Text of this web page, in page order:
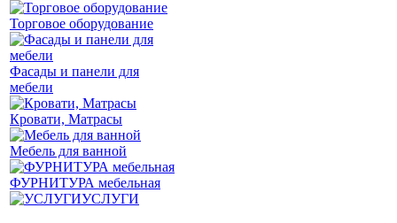
Торговое оборудование
Фасады и панели для
мебели
Кровати, Матрасы
Мебель для ванной
ФУРНИТУРА мебельная
УСЛУГИ